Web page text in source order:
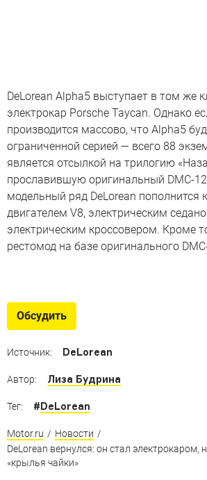
DeLorean Alpha5 выступает в том же
электрокар Porsche Taycan. Однако
производится массово, что Alpha5
ограниченной серией — всего 88
является отсылкой на трилогию
прославившую оригинальный DMC-
модельный ряд DeLorean пополнится
двигателем V8, электрическим
электрическим кроссовером. Кроме
рестомод на базе оригинального
Некоторые из этих моделей
десятилетие, но электромобилями
Обсудить
Источник: DeLorean
Автор: Лиза Будрина
Тег: #DeLorean
Motor.ru / Новости /
DeLorean вернулся: он стал электрокаром,
«крылья чайки»